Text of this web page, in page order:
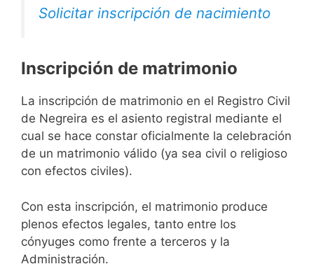
Solicitar inscripción de nacimiento
Inscripción de matrimonio
La inscripción de matrimonio en el Registro Civil
de Negreira es el asiento registral mediante el
cual se hace constar oficialmente la celebración
de un matrimonio válido (ya sea civil o religioso
con efectos civiles).
Con esta inscripción, el matrimonio produce
plenos efectos legales, tanto entre los
cónyuges como frente a terceros y la
Administración.